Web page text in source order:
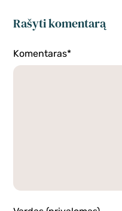
Rašyti komentarą
Komentaras*